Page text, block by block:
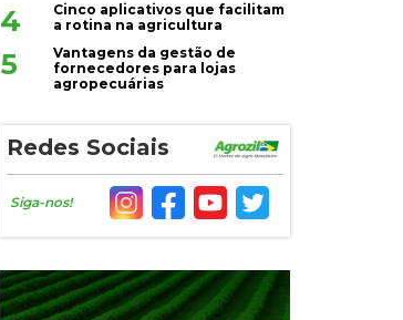
4
Cinco aplicativos que facilitam
a rotina na agricultura
5
Vantagens da gestão de
fornecedores para lojas
agropecuárias
Redes Sociais
Siga-nos!